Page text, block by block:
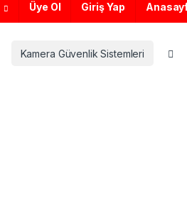
Üye Ol Giriş Yap
Kamera Güvenlik Sistemleri